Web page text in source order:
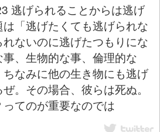
逃げられることからは逃げ
「逃げたくても逃げられな
ないのに逃げたつもりにな
、生物的な事、倫理的な
なみに他の生き物にも逃げ
。その場合、彼らは死ぬ。
てのが重要なのでは